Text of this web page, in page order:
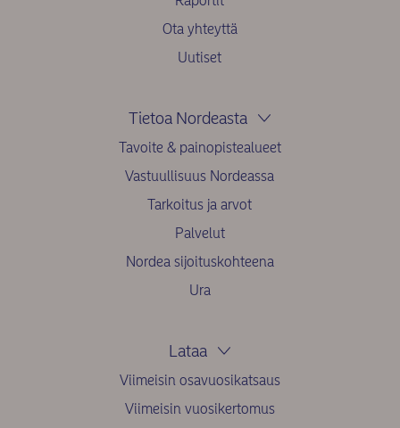
Ota yhteyttä
Uutiset
Tietoa Nordeasta
Tavoite & painopistealueet
Vastuullisuus Nordeassa
Tarkoitus ja arvot
Palvelut
Nordea sijoituskohteena
Ura
Lataa
Viimeisin osavuosikatsaus
Viimeisin vuosikertomus